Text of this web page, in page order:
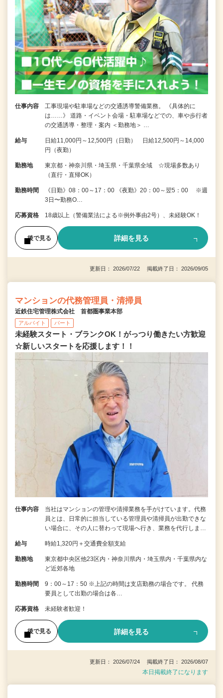
仕事内容
工事現場や駐車場などの交通誘導警備業務。 《具体的に
は……》 道路・イベント会場・駐車場などでの、車や歩行者
の交通誘導・整理・案内 ＜勤務地＞ …
給与
日給11,000円～12,500円（日勤） 日給12,500円～14,000
円（夜勤）
勤務地
東京都・神奈川県・埼玉県・千葉県全域 ☆現場多数あり
（直行・直帰OK）
勤務時間
《日勤》08：00～17：00 《夜勤》20：00～翌5：00 ※週
3日〜勤務O…
応募資格 18歳以上（警備業法による※例外事由2号）、未経験OK！
後で見る 詳細を見る
更新日： 2026/07/22 掲載終了日： 2026/09/05
マンションの代務管理員・清掃員
近鉄住宅管理株式会社 首都圏事業本部
アルバイト パート
未経験スタート・ブランクOK！がっつり働きたい方歓迎
☆新しいスタートを応援します！！
仕事内容
当社はマンションの管理や清掃業務を手がけています。代務
員とは、日常的に担当している管理員や清掃員が出勤できな
い場合に、その人に替わって現場へ行き、業務を代行しま…
給与 時給1,320円＋交通費全額支給
勤務地
東京都中央区他23区内・神奈川県内・埼玉県内・千葉県内な
ど近郊各地
勤務時間
9：00～17：50 ※上記の時間は支店勤務の場合です。 代務
要員として出勤の場合は各…
応募資格 未経験者歓迎！
後で見る 詳細を見る
更新日： 2026/07/24 掲載終了日： 2026/08/07
本日掲載終了になります